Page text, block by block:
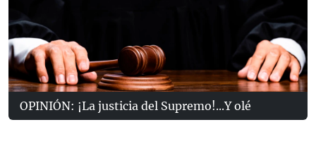
OPINIÓN: ¡La justicia del Supremo!...Y olé